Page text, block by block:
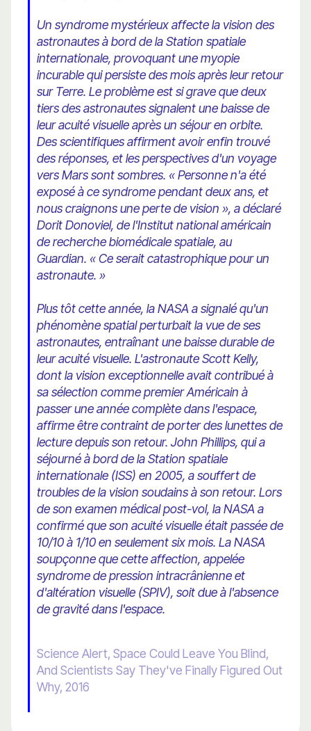
Un syndrome mystérieux affecte la vision des
astronautes à bord de la Station spatiale
internationale, provoquant une myopie
incurable qui persiste des mois après leur retour
sur Terre. Le problème est si grave que deux
tiers des astronautes signalent une baisse de
leur acuité visuelle après un séjour en orbite.
Des scientifiques affirment avoir enfin trouvé
des réponses, et les perspectives d'un voyage
vers Mars sont sombres. « Personne n'a été
exposé à ce syndrome pendant deux ans, et
nous craignons une perte de vision », a déclaré
Dorit Donoviel, de l'Institut national américain
de recherche biomédicale spatiale, au
Guardian. « Ce serait catastrophique pour un
astronaute. »
Plus tôt cette année, la NASA a signalé qu'un
phénomène spatial perturbait la vue de ses
astronautes, entraînant une baisse durable de
leur acuité visuelle. L'astronaute Scott Kelly,
dont la vision exceptionnelle avait contribué à
sa sélection comme premier Américain à
passer une année complète dans l'espace,
affirme être contraint de porter des lunettes de
lecture depuis son retour. John Phillips, qui a
séjourné à bord de la Station spatiale
internationale (ISS) en 2005, a souffert de
troubles de la vision soudains à son retour. Lors
de son examen médical post-vol, la NASA a
confirmé que son acuité visuelle était passée de
10/10 à 1/10 en seulement six mois. La NASA
soupçonne que cette affection, appelée
syndrome de pression intracrânienne et
d'altération visuelle (SPIV), soit due à l'absence
de gravité dans l'espace.
Science Alert, Space Could Leave You Blind,
And Scientists Say They've Finally Figured Out
Why, 2016